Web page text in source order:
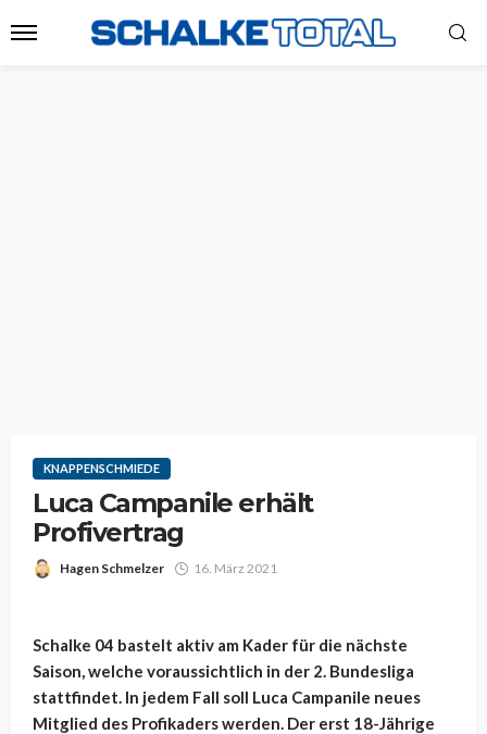
KNAPPENSCHMIEDE
Luca Campanile erhält
Profivertrag
Hagen Schmelzer 16. März 2021
Schalke 04 bastelt aktiv am Kader für die nächste
Saison, welche voraussichtlich in der 2. Bundesliga
stattfindet. In jedem Fall soll Luca Campanile neues
Mitglied des Profikaders werden. Der erst 18-Jährige